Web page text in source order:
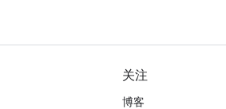
关注
博客